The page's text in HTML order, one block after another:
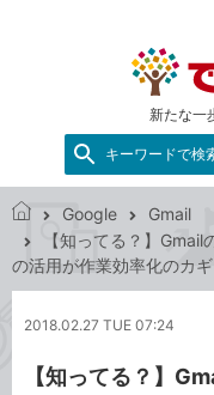
新たな一
キーワードで検
き
ッ
Google
Gmail
【知ってる？】
の活用が作業効率化のカギ
2018.02.27 TUE 07:24
【知ってる？】